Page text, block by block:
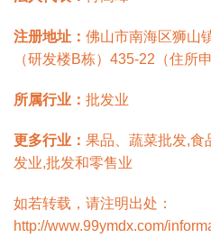
注册地址： 佛山市南海区狮山
（研发楼B栋）435-22（住所申
所属行业： 批发业
更多行业： 果品、蔬菜批发,食
发业,批发和零售业
如若转载，请注明出处：
http://www.99ymdx.com/